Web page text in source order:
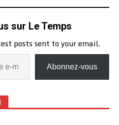
sur Le Temps
posts sent to your email.
Abonnez-vous